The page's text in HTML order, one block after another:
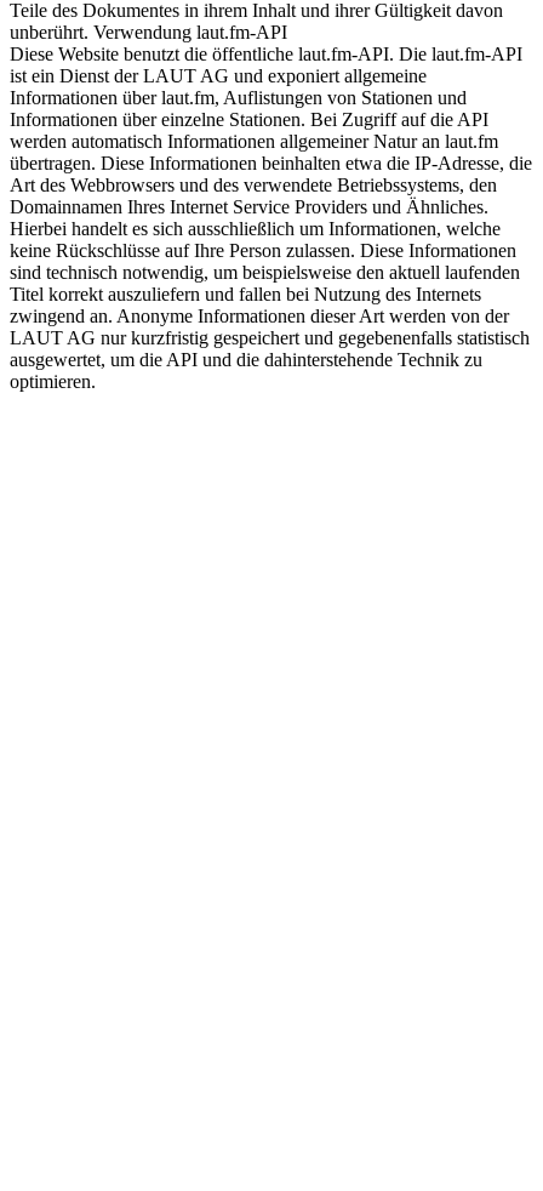
Teile des Dokumentes in ihrem Inhalt und ihrer Gültigkeit davon
unberührt. Verwendung laut.fm-API
Diese Website benutzt die öffentliche laut.fm-API. Die laut.fm-API
ist ein Dienst der LAUT AG und exponiert allgemeine
Informationen über laut.fm, Auflistungen von Stationen und
Informationen über einzelne Stationen. Bei Zugriff auf die API
werden automatisch Informationen allgemeiner Natur an laut.fm
übertragen. Diese Informationen beinhalten etwa die IP-Adresse, die
Art des Webbrowsers und des verwendete Betriebssystems, den
Domainnamen Ihres Internet Service Providers und Ähnliches.
Hierbei handelt es sich ausschließlich um Informationen, welche
keine Rückschlüsse auf Ihre Person zulassen. Diese Informationen
sind technisch notwendig, um beispielsweise den aktuell laufenden
Titel korrekt auszuliefern und fallen bei Nutzung des Internets
zwingend an. Anonyme Informationen dieser Art werden von der
LAUT AG nur kurzfristig gespeichert und gegebenenfalls statistisch
ausgewertet, um die API und die dahinterstehende Technik zu
optimieren.